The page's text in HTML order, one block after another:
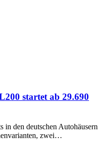
startet ab 29.690
in den deutschen Autohäusern
zwei…